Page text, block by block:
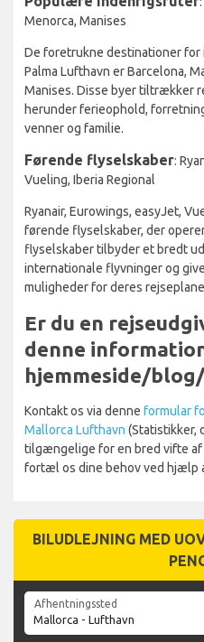
Menorca, Manises
De foretrukne destinationer for
Palma Lufthavn er Barcelona,
Manises. Disse byer tiltrækker
herunder ferieophold,
venner og familie.
Førende flyselskaber:
Vueling, Iberia Regional
Ryanair, Eurowings, easyJet,
førende flyselskaber, der
flyselskaber tilbyder et bredt
internationale flyvninger og
muligheder for deres
Er du en
denne
hjemmeside/
Kontakt os via denne formular
Mallorca Lufthavn (Statistikker,
tilgængelige for en bred vifte
fortæl os dine behov ved hjælp
BILUDLEJNING MED
Afhentningssted